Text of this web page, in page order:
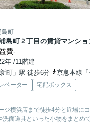
島町
島町２丁目の賃貸マンショ
費-
年 /11階建
町」駅 徒歩6分
京急本線「子
ベーター 宅配ボックス
ジ横浜店まで徒歩4分と近場に
洗面道具といった小物をまとめ